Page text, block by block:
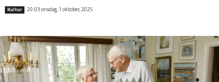
Kultur 20:03 onsdag, 1 oktober, 2025